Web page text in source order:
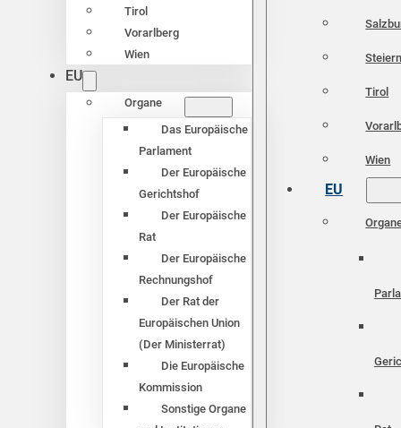
Tirol
Vorarlberg
Wien
EU
Organe
Das Europäische
Parlament
Der Europäische
Gerichtshof
Der Europäische
Rat
Der Europäische
Rechnungshof
Der Rat der
Europäischen Union
(Der Ministerrat)
Die Europäische
Kommission
Sonstige Organe
Tirol
Wien
EU